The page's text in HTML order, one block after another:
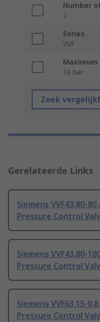
Number
2
Series
VVF
16 bar
Zoek
Gerelateerde Links
Siemens VVF43.80-
Pressure Control
Siemens VVF43.80-
Pressure Control
Siemens VVF63.15-
Pressure Control